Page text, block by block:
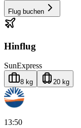
Flug buchen
Hinflug
SunExpress
8 kg 20 kg
13:50